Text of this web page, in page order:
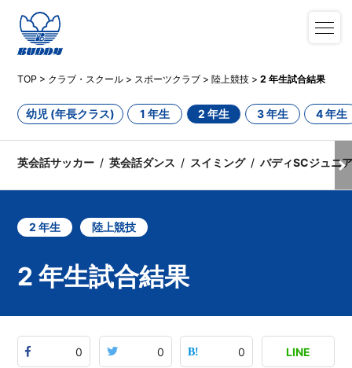
TOP > クラブ・スクール > スポーツクラブ >陸上競技 >2 年生試合結果
幼児 (年長クラス) 1 年生 2 年生 3 年生 4 年生
英会話サッカー 英会話ダンス スイミング バディSCジュニ
2 年生 陸上競技
2 年生試合結果
0 0 0 LINE